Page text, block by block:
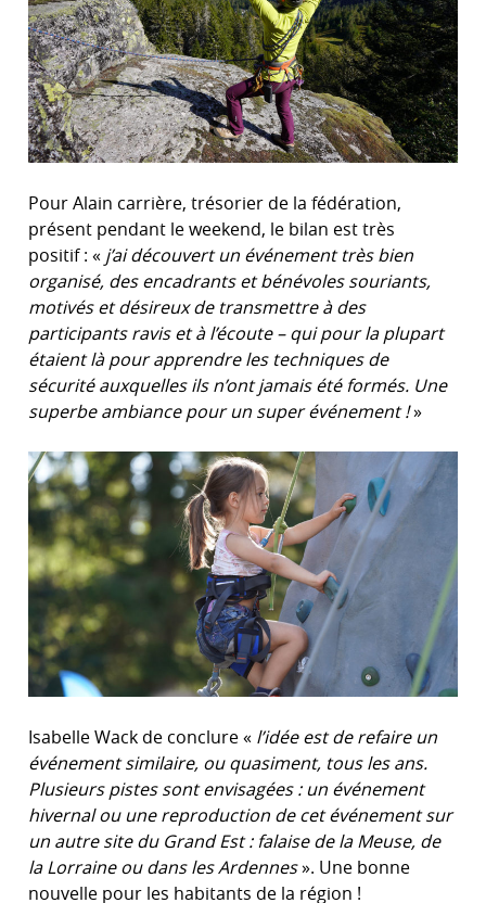
Pour Alain carrière, trésorier de la fédération,
présent pendant le weekend, le bilan est très
positif : « j’ai découvert un événement très bien
organisé, des encadrants et bénévoles souriants,
motivés et désireux de transmettre à des
participants ravis et à l’écoute – qui pour la plupart
étaient là pour apprendre les techniques de
sécurité auxquelles ils n’ont jamais été formés. Une
superbe ambiance pour un super événement !»
Isabelle Wack de conclure « l’idée est de refaire un
événement similaire, ou quasiment, tous les ans.
Plusieurs pistes sont envisagées : un événement
hivernal ou une reproduction de cet événement sur
un autre site du Grand Est : falaise de la Meuse, de
la Lorraine ou dans les Ardennes». Une bonne
nouvelle pour les habitants de la région !